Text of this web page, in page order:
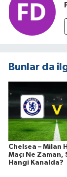
Bunlar da
Chelsea – Milan
Maçı Ne
Hangi Kanalda?